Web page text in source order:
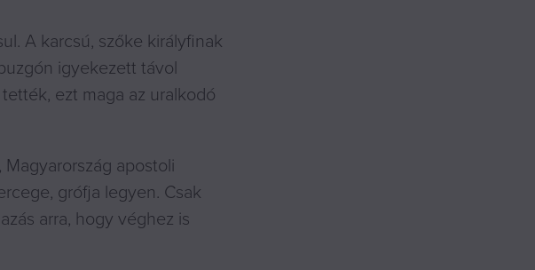
A karcsú, szőke királyfinak
igyekezett távol
ezt maga az uralkodó
apostoli
grófja legyen. Csak
arra, hogy véghez is